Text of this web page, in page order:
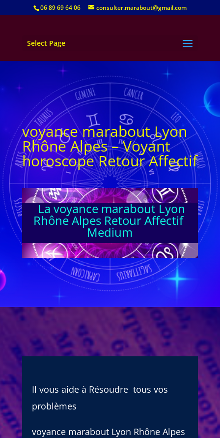
06 89 69 64 06 consulter.marabout@gmail.com
Select Page
voyance marabout Lyon
Rhône Alpes – Voyant
horoscope Retour Affectif
La voyance marabout Lyon
Rhône Alpes Retour Affectif
Medium
Il vous aide à Résoudre tous vos
problèmes
voyance marabout Lyon Rhône Alpes